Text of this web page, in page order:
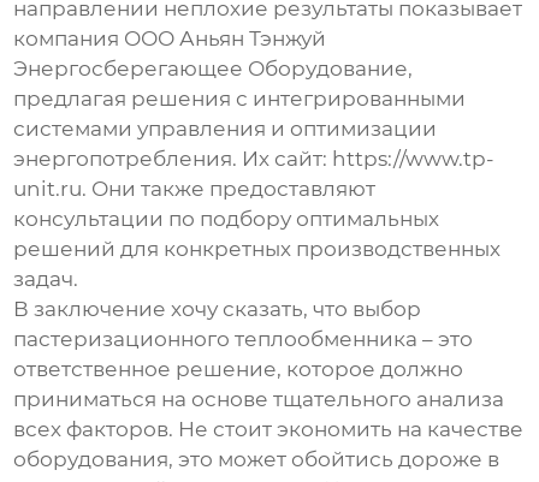
направлении неплохие результаты показывает
компания ООО Аньян Тэнжуй
Энергосберегающее Оборудование,
предлагая решения с интегрированными
системами управления и оптимизации
энергопотребления. Их сайт: https://www.tp-
unit.ru. Они также предоставляют
консультации по подбору оптимальных
решений для конкретных производственных
задач.
В заключение хочу сказать, что выбор
пастеризационного теплообменника – это
ответственное решение, которое должно
приниматься на основе тщательного анализа
всех факторов. Не стоит экономить на качестве
оборудования, это может обойтись дороже в